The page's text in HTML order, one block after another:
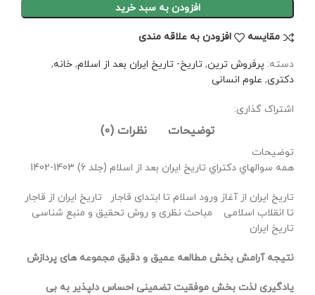
افزودن به سبد خرید
مقايسه افزودن به علاقه مندی
دسته: پرفروش ترین, تاریخ- تاریخ ایران بعد از اسلام, خانه,
دکتری, علوم انسانی
اشتراک گذاری:
توضیحات نظرات (0)
توضیحات
همه سوالهاي دكتراي تاریخ ایران بعد از اسلام (جلد 6) 1403-1402
تاریخ ایران از آغاز ورود اسلام تا ابتدای قاجار تاریخ ایران از قاجار
تا انقلاب اسلامی مباحث نظری و روش تحقیق و منبع شناسی
تاریخ ایران
نتیجه آرامش بخش مطالعه عمیق و دقیق مجموعه های پردازش
یادگیری لذت بخش موفقیت تضمینی احساس دلپذیر به بی